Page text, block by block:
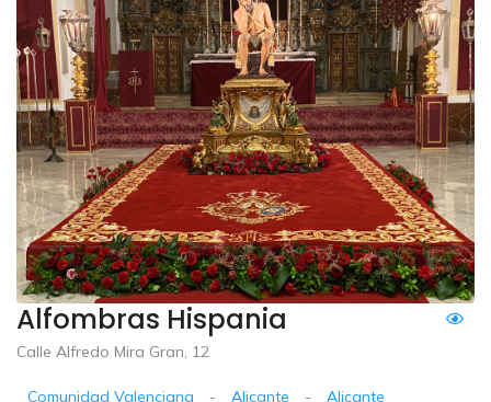
Alfombras Hispania
Calle Alfredo Mira Gran, 12
Comunidad Valenciana - Alicante - Alicante